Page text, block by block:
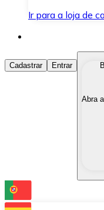
Ir para a loja de
Comprar
Compre as
Converta suas
Troque uma
Cadastrar Entrar
Abra